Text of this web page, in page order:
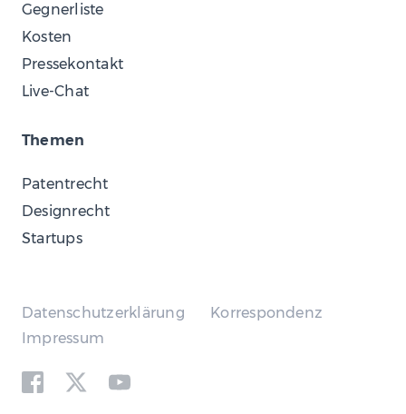
Gegnerliste
Kosten
Pressekontakt
Live-Chat
Themen
Patentrecht
Designrecht
Startups
Datenschutzerklärung
Korrespondenz
Impressum